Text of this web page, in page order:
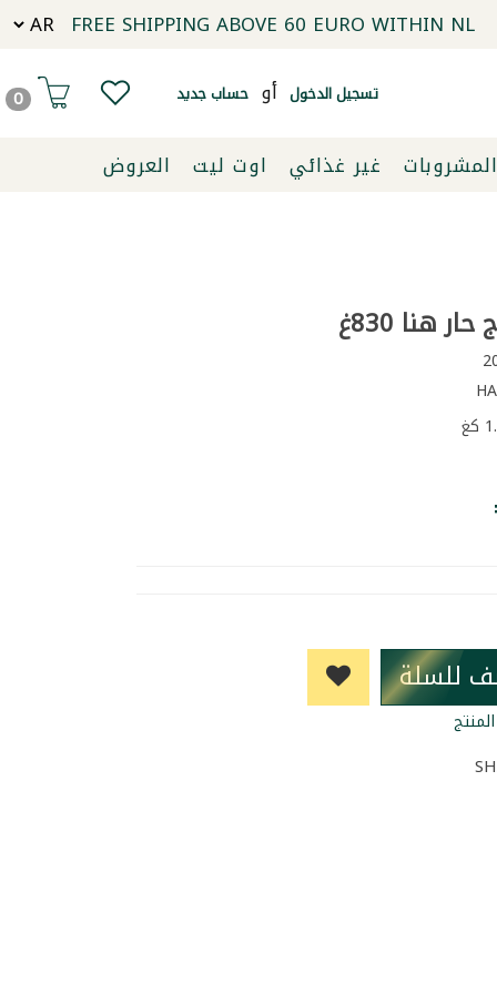
FREE SHIPPING ABOVE 60 EURO WITHIN NL
تسجيل الدخول أو حساب جديد 0
المشروبات غير غذائي اوت ليت
العروض
هنا 830غ
للسلة